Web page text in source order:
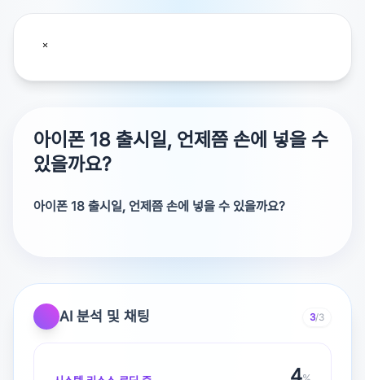
아이폰 18 출시일, 언제쯤 손에 넣을 수
있을까요?
아이폰 18 출시일, 언제쯤 손에 넣을 수 있을까요?
델은 2027년 봄에 출시될 가능성이 높습니다.
2026년 9월 출시 예정
AI 분석 및 채팅 3/3